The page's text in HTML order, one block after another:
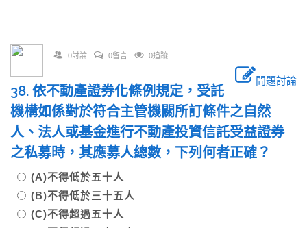
0討論 0留言 0追蹤
問題討論
38. 依不動產證券化條例規定，受託
機構如係對於符合主管機關所訂條件之自然
人、法人或基金進行不動產投資信託受益證券
之私募時，其應募人總數，下列何者正確？
(A)不得低於五十人
(B)不得低於三十五人
(C)不得超過五十人